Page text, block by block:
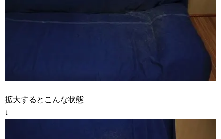
拡大するとこんな状態
↓